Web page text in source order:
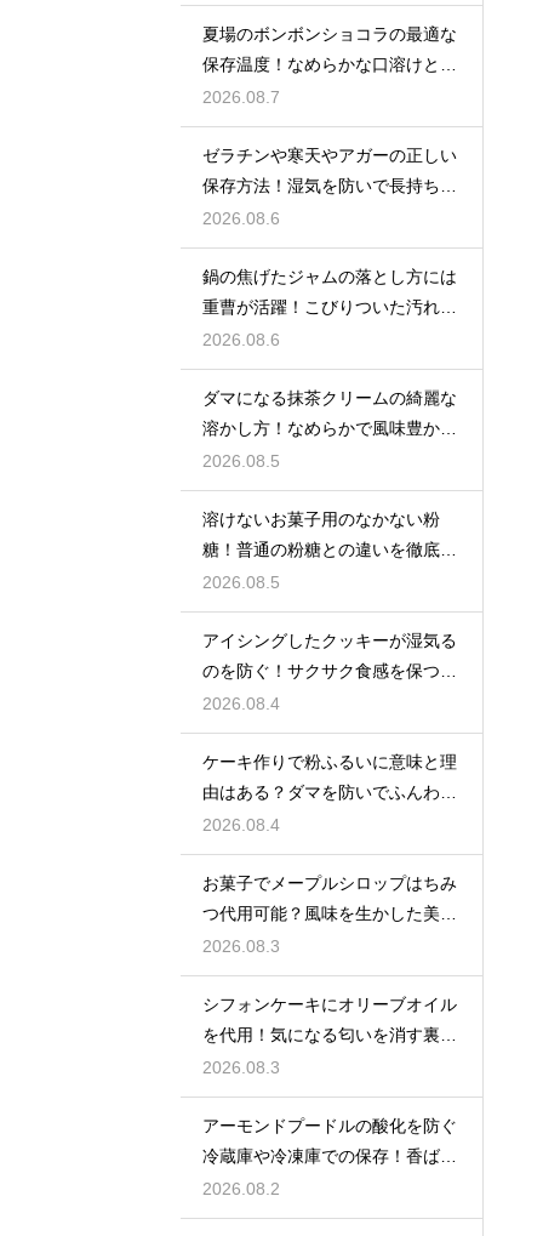
夏場のボンボンショコラの最適な
保存温度！なめらかな口溶けと美
しいツヤを保つための管理方法
2026.08.7
ゼラチンや寒天やアガーの正しい
保存方法！湿気を防いで長持ちさ
せるコツ
2026.08.6
鍋の焦げたジャムの落とし方には
重曹が活躍！こびりついた汚れを
綺麗に落としてピカピカにする技
2026.08.6
ダマになる抹茶クリームの綺麗な
溶かし方！なめらかで風味豊かな
クリームを作る
2026.08.5
溶けないお菓子用のなかない粉
糖！普通の粉糖との違いを徹底解
説
2026.08.5
アイシングしたクッキーが湿気る
のを防ぐ！サクサク食感を保つ裏
技
2026.08.4
ケーキ作りで粉ふるいに意味と理
由はある？ダマを防いでふんわり
と軽い生地に焼き上げるための基
本
2026.08.4
お菓子でメープルシロップはちみ
つ代用可能？風味を生かした美味
しい技
2026.08.3
シフォンケーキにオリーブオイル
を代用！気になる匂いを消す裏ワ
ザ
2026.08.3
アーモンドプードルの酸化を防ぐ
冷蔵庫や冷凍庫での保存！香ばし
い風味を保ってお菓子を美味しく
する
2026.08.2